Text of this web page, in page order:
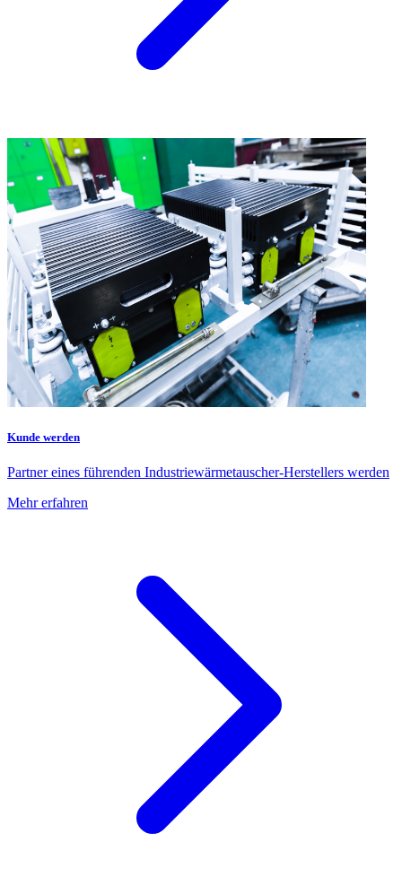
Kunde werden
Partner eines führenden Industriewärmetauscher-Herstellers werden
Mehr erfahren